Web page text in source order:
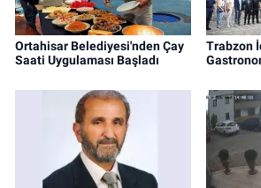
Ortahisar Belediyesi'nden Çay
Saati Uygulaması Başladı
Trabzon